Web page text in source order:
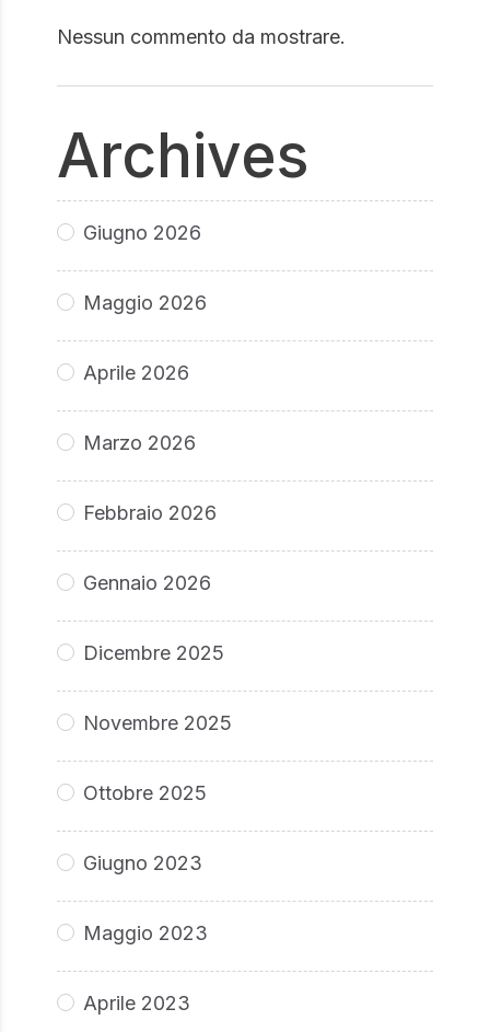
Nessun commento da mostrare.
Archives
Giugno 2026
Maggio 2026
Aprile 2026
Marzo 2026
Febbraio 2026
Gennaio 2026
Dicembre 2025
Novembre 2025
Ottobre 2025
Giugno 2023
Maggio 2023
Aprile 2023